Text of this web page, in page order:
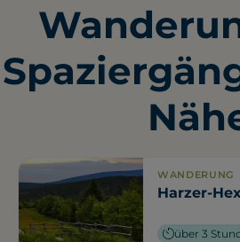
WANDERUNG
Harzer-
über 3